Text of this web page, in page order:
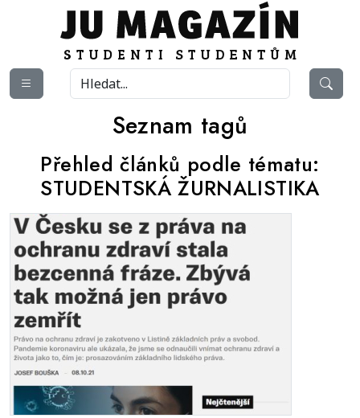
Seznam tagů
Přehled článků podle tématu:
STUDENTSKÁ ŽURNALISTIKA